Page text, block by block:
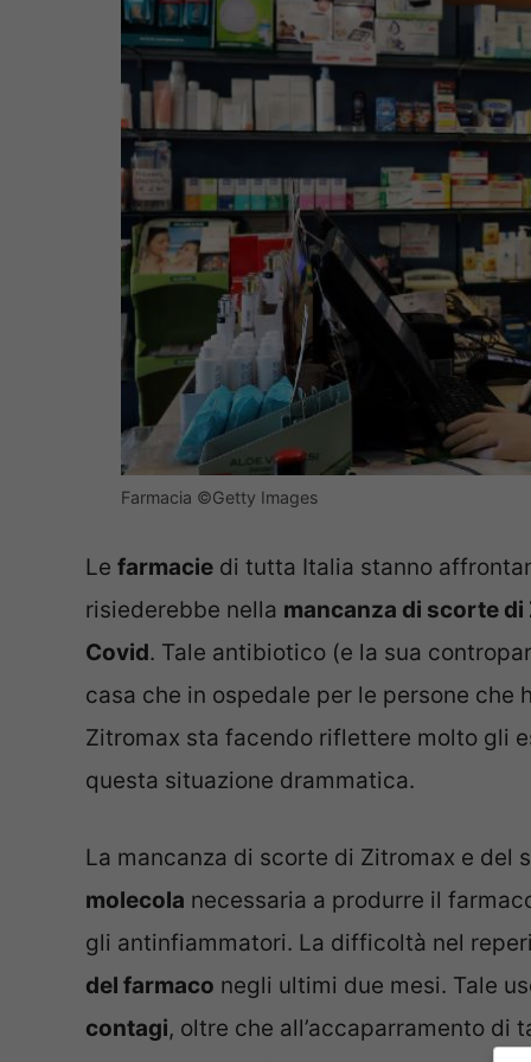
Farmacia ©Getty Images
Le farmacie di tutta Italia stanno
risiederebbe nella mancanza di scorte
Covid. Tale antibiotico (e la sua
casa che in ospedale per le persone
Zitromax sta facendo riflettere molto gli
questa situazione drammatica.
La mancanza di scorte di Zitromax e del
molecola necessaria a produrre il
gli antinfiammatori. La difficoltà nel
del farmaco negli ultimi due mesi. Tale
contagi, oltre che all’accaparramento di